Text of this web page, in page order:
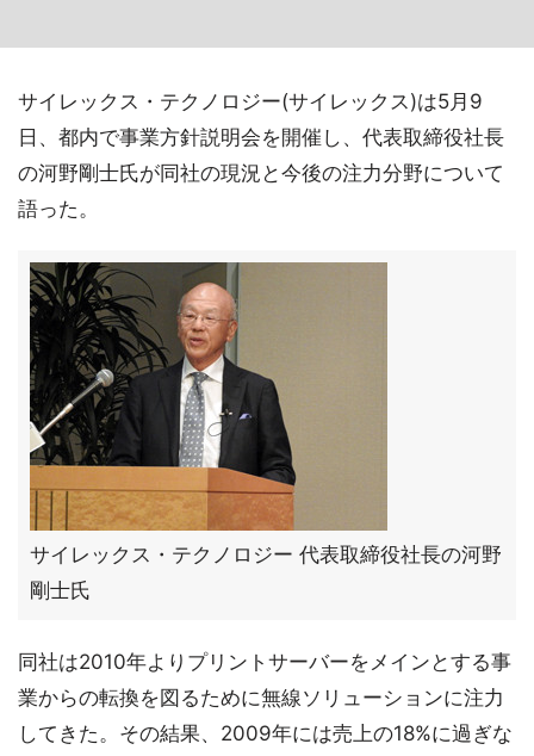
サイレックス・テクノロジー(サイレックス)は5月9
日、都内で事業方針説明会を開催し、代表取締役社長
の河野剛士氏が同社の現況と今後の注力分野について
語った。
サイレックス・テクノロジー 代表取締役社長の河野
剛士氏
同社は2010年よりプリントサーバーをメインとする事
業からの転換を図るために無線ソリューションに注力
してきた。その結果、2009年には売上の18%に過ぎな